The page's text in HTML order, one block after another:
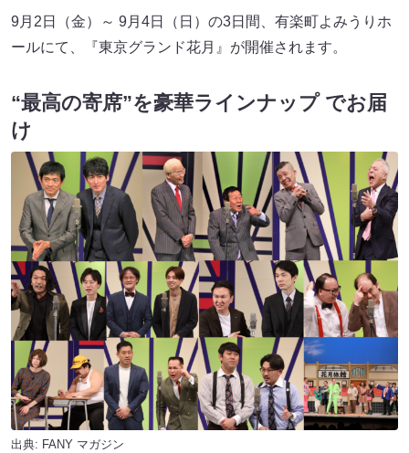
9月2日（金）～ 9月4日（日）の3日間、有楽町よみうりホ
ールにて、『東京グランド花月』が開催されます。
“最高の寄席”を豪華ラインナップ でお届
け
出典: FANY マガジン